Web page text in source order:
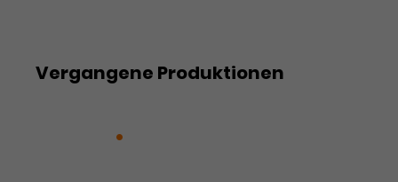
stammen, und die besuchten
Vergangene Produktionen